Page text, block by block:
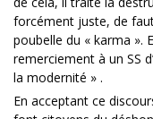
forcément juste, de
poubelle du « karma ».
remerciement à un SS
la modernité » .
En acceptant ce